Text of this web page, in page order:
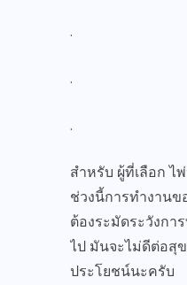
.
.
.
สำหรับ ผู้ที่เลือก ไ
ช่วงนี้การทำงานข
ต้องระมัดระวังก
ไป มันจะไม่ดีต่อสุ
ประโยชน์นะครับ